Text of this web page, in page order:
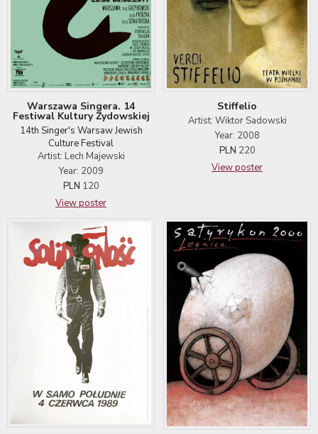
Warszawa Singera. 14
Festiwal Kultury Żydowskiej
14th Singer's Warsaw Jewish
Culture Festival
Artist: Lech Majewski
Year: 2009
PLN 120
View poster
Stiffelio
Artist: Wiktor Sadowski
Year: 2008
PLN 220
View poster